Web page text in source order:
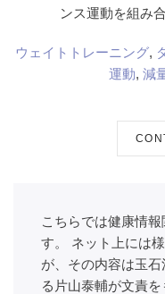
ンス運動を組み
ウェイトトレーニング,
運動, 減
こちらでは健康情
す。 ネット上には
が、その内容は玉
る片山泰輔が文責